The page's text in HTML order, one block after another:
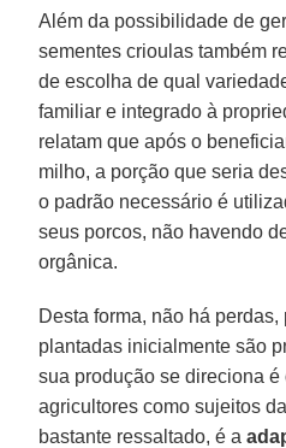
Além da possibilidade de
sementes crioulas também
de escolha de qual
familiar e integrado à
relatam que após o
milho, a porção que seria
o padrão necessário é
seus porcos, não havendo
orgânica.
Desta forma, não há
plantadas inicialmente são
sua produção se direciona
agricultores como sujeitos
bastante ressaltado, é a